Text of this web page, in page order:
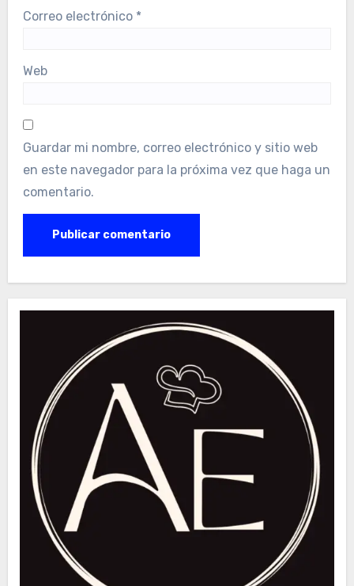
Correo electrónico *
Web
Guardar mi nombre, correo electrónico y sitio web
en este navegador para la próxima vez que haga un
comentario.